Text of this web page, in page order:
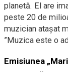
planetă. El are
peste 20 de
muzician ataşat
”Muzica este o
Emisiunea